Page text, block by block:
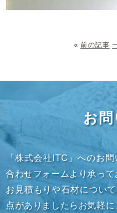
«前の記事
お
「株式会社ITC」へのお
合わせフォームより承って
お見積もりや石材につい
点がありましたらお気軽に